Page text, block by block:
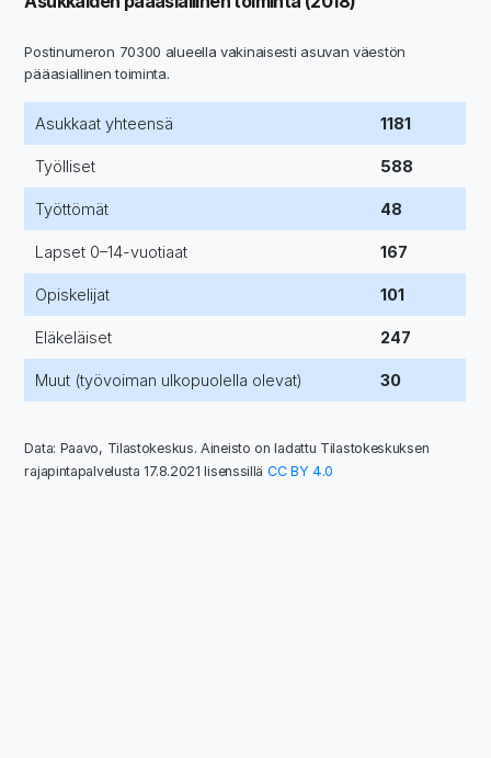
Postinumeron 70300 alueella vakinaisesti asuvan väestön
pääasiallinen toiminta.
Asukkaat yhteensä 1181
Työlliset 588
Työttömät 48
Lapset 0–14-vuotiaat 167
Opiskelijat 101
Eläkeläiset 247
Muut (työvoiman ulkopuolella olevat) 30
Data: Paavo, Tilastokeskus. Aineisto on ladattu Tilastokeskuksen
rajapintapalvelusta 17.8.2021 lisenssillä CC BY 4.0